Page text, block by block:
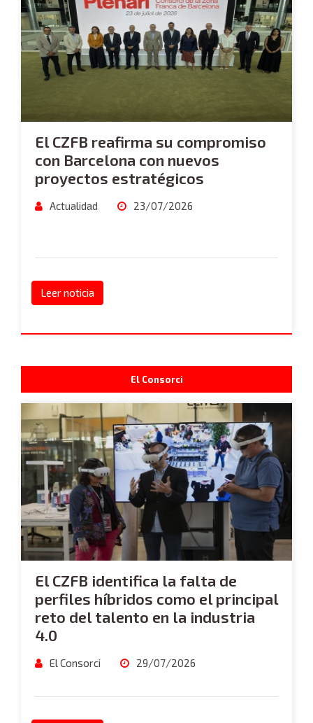
El CZFB reafirma su compromiso
con Barcelona con nuevos
proyectos estratégicos
Actualidad 23/07/2026
Leer noticia
El Consorci
El CZFB identifica la falta de
perfiles híbridos como el principal
reto del talento en la industria
4.0
El Consorci 29/07/2026